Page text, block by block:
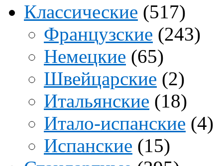
Классические (517)
Французские (243)
Немецкие (65)
Швейцарские (2)
Итальянские (18)
Итало-испанские (4)
Испанские (15)